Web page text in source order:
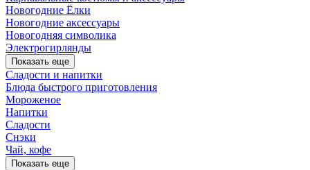
Новогодние Ёлки
Новогодние аксессуары
Новогодняя символика
Электрогирлянды
Показать еще
Сладости и напитки
Блюда быстрого приготовления
Мороженое
Напитки
Сладости
Снэки
Чай, кофе
Показать еще